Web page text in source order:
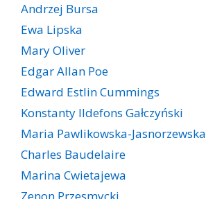
Andrzej Bursa
Ewa Lipska
Mary Oliver
Edgar Allan Poe
Edward Estlin Cummings
Konstanty Ildefons Gałczyński
Maria Pawlikowska-Jasnorzewska
Charles Baudelaire
Marina Cwietajewa